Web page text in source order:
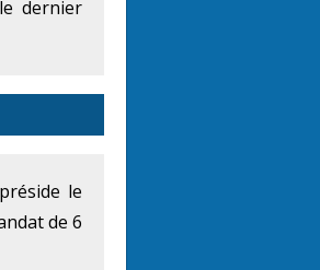
dernier
le
de 6